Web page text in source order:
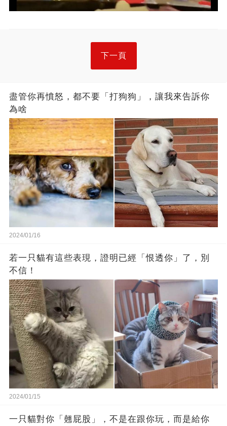
下一頁
盡管你再憤怒，都不要「打狗狗」，讓我來告訴你
為啥
2024/01/16
若一只貓有這些表現，證明已經「恨透你」了，別
不信！
2024/01/15
一只貓對你「翹屁股」，不是在跟你玩，而是給你